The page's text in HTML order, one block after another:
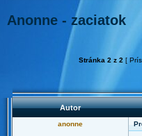
Anonne - zaciatok
Stránka 2 z 2 [
Autor
anonne